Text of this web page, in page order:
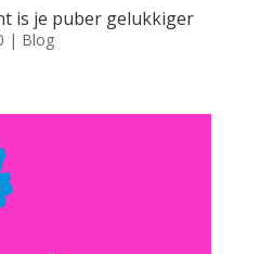
is je puber gelukkiger
| Blog